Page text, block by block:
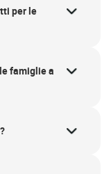
per le
famiglie a